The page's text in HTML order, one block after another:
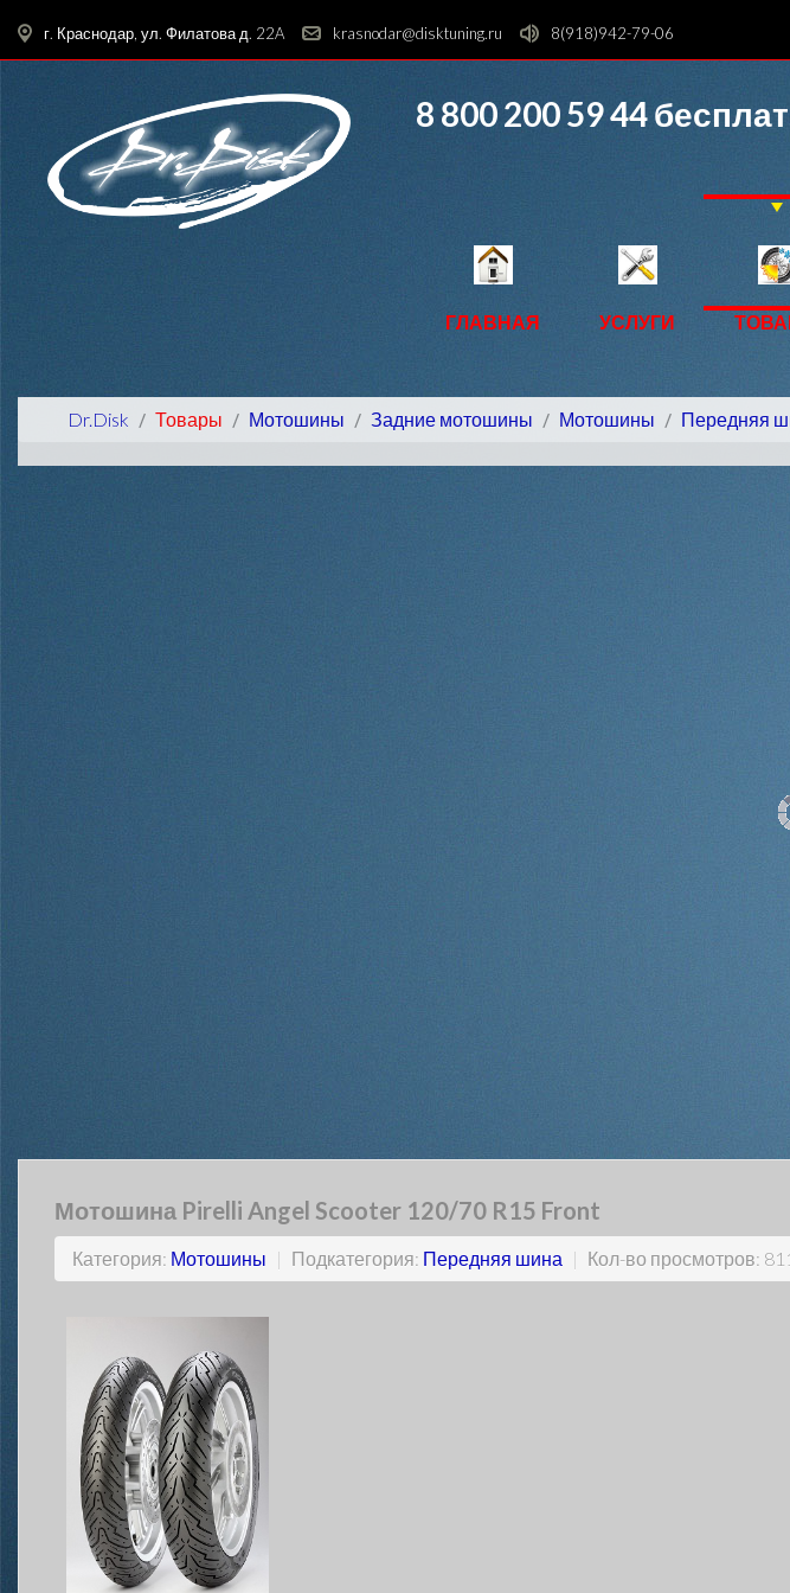
г. Краснодар, ул. Филатова д. 22A krasnodar@disktuning.ru 8(918)942-79-06
8 800 200 59 44
ГЛАВНАЯ УСЛУГИ
Dr.Disk Товары Мотошины Задние мотошины Мотошины Передняя
Мотошина Pirelli Angel Scooter 120/70 R15 Front
Категория: Мотошины | Подкатегория: Передняя шина | Кол-во просмотров: